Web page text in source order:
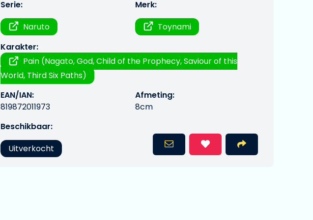
Serie:
Naruto
Merk:
Toynami
Karakter:
Pain (Nagato, God, Child of the Prophecy, Saviour of this
World, Third Six Paths)
EAN/IAN:
819872011973
Afmeting:
8cm
Beschikbaar:
Uitverkocht